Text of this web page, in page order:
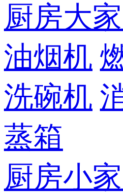
厨房大
油烟机
洗碗机
蒸箱
厨房小